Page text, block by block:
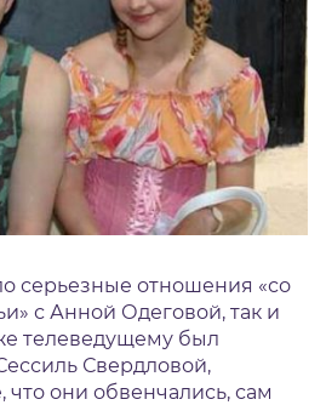
серьезные отношения «со
с Анной Одеговой, так и
телеведущему был
Свердловой,
что они обвенчались, сам